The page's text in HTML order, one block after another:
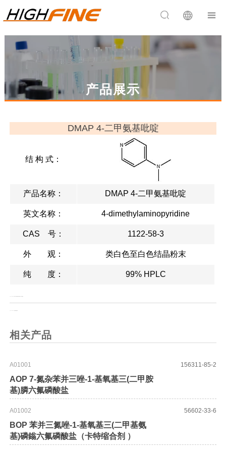
 
产品展示
DMAP 4-二甲氨基吡啶
结 构 式：
产品名称： DMAP 4-二甲氨基吡啶
英文名称： 4-dimethylaminopyridine
CAS 号： 1122-58-3
外 观： 类白色至白色结晶粉末
纯 度： 99% HPLC
相关产品
A01001
AOP 7-氮杂苯并三唑-1-基氧基三(二甲胺
基)膦六氟磷酸盐
156311-85-2
A01002
BOP 苯并三氮唑-1-基氧基三(二甲基氨
基)磷鎓六氟磷酸盐（卡特缩合剂 ）
56602-33-6